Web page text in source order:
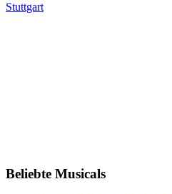
Stuttgart
Beliebte Musicals